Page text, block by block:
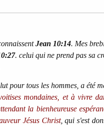
Jean 10:14. Mes
. celui qui ne prend pas sa
pour tous les hommes, a été
mondaines, et à vivre
la bienheureuse
Jésus Christ, qui s'est